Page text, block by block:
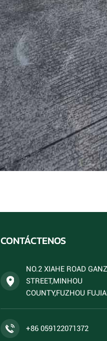
CONTÁCTENOS
NO.2 XIAHE ROAD
STREET,MINHOU
COUNTY,FUZHOU
+86 059122071372